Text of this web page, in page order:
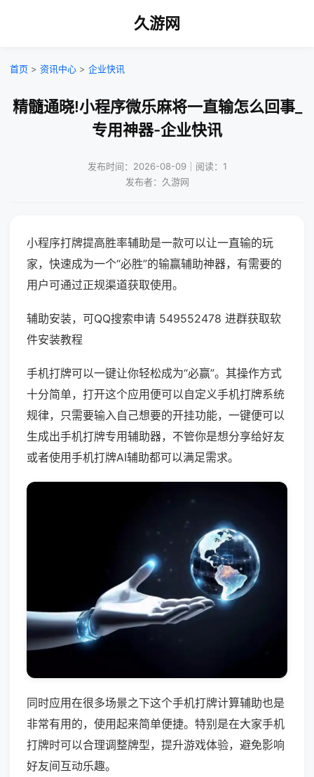
久游网
首页 > 资讯中心 > 企业快讯
精髓通晓!小程序微乐麻将一直输怎么回事_
专用神器-企业快讯
发布时间：2026-08-09｜阅读：1
发布者：久游网
小程序打牌提高胜率辅助是一款可以让一直输的玩
家，快速成为一个“必胜”的输赢辅助神器，有需要的
用户可通过正规渠道获取使用。
辅助安装，可QQ搜索申请 549552478 进群获取软
件安装教程
手机打牌可以一键让你轻松成为“必赢”。其操作方式
十分简单，打开这个应用便可以自定义手机打牌系统
规律，只需要输入自己想要的开挂功能，一键便可以
生成出手机打牌专用辅助器，不管你是想分享给好友
或者使用手机打牌AI辅助都可以满足需求。
同时应用在很多场景之下这个手机打牌计算辅助也是
非常有用的，使用起来简单便捷。特别是在大家手机
打牌时可以合理调整牌型，提升游戏体验，避免影响
好友间互动乐趣。